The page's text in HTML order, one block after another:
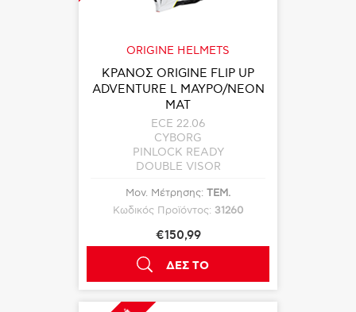
ORIGINE HELMETS
ΚΡΑΝΟΣ ORIGINE FLIP UP
ADVENTURE L ΜΑΥΡΟ/ΝΕΟΝ
ΜΑΤ
ECE 22.06
CYBORG
PINLOCK READY
DOUBLE VISOR
Μον. Μέτρησης: ΤΕΜ.
Κωδικός Προϊόντος: 31260
€150,99
ΔΕΣ ΤΟ